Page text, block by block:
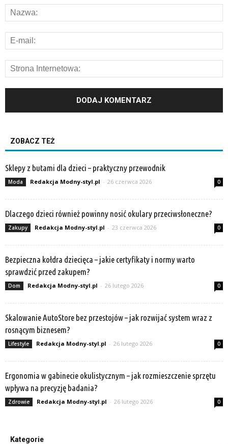
ZOBACZ TEŻ
Sklepy z butami dla dzieci – praktyczny przewodnik
Moda Redakcja Modny-styl.pl - 26 czerwca 2026 0
Dlaczego dzieci również powinny nosić okulary przeciwsłoneczne?
Zakupy Redakcja Modny-styl.pl - 23 czerwca 2026 0
Bezpieczna kołdra dziecięca – jakie certyfikaty i normy warto
sprawdzić przed zakupem?
Dom Redakcja Modny-styl.pl - 26 lutego 2026 0
Skalowanie AutoStore bez przestojów – jak rozwijać system wraz z
rosnącym biznesem?
Lifestyle Redakcja Modny-styl.pl - 26 lutego 2026 0
Ergonomia w gabinecie okulistycznym – jak rozmieszczenie sprzętu
wpływa na precyzję badania?
Zdrowie Redakcja Modny-styl.pl - 26 lutego 2026 0
Kategorie